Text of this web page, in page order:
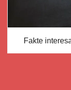
Fakte